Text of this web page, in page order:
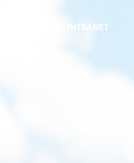
INTRANET